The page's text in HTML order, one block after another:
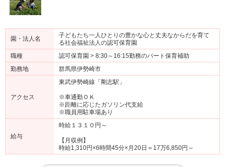
園・法人名
子どもたち一人ひとりの豊かな心と丈夫なからだを育て
る社会福祉法人の認可保育園
職種
認可保育園 > 8:30～16:15勤務のパート保育補助
勤務地
群馬県伊勢崎市
アクセス
東武伊勢崎線「剛志駅」
※車通勤ＯＫ
※距離に応じたガソリン代支給
※職員用駐車場あり
給与
時給１３１０円～
【月収例】
時給1,310円×6時間45分×月20日＝17万6,850円～